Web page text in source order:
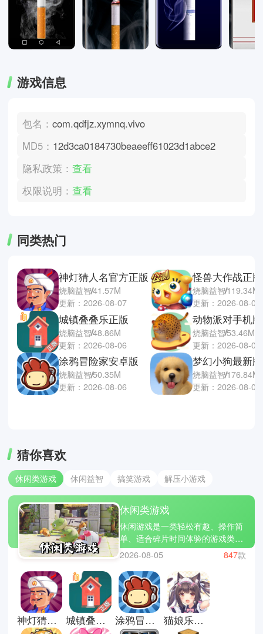
游戏信息
包名：com.qdfjz.xymnq.vivo
MD5： 12d3ca0184730beaeeff61023d1abce2
隐私政策：查看
权限说明：查看
同类热门
神灯猜人名官方正版
烧脑益智41.57M
更新：2026-08-07
城镇叠叠乐正版
烧脑益智48.86M
更新：2026-08-06
涂鸦冒险家安卓版
烧脑益智50.35M
更新：2026-08-06
怪兽大作战正版
烧脑益智119.34M
更新：2026-08-06
动物派对手机版
烧脑益智53.46M
更新：2026-08-06
梦幻小狗最新版
烧脑益智176.84M
更新：2026-08-05
猜你喜欢
休闲类游戏 休闲益智 搞笑游戏 解压小游戏
休闲类游戏
休闲游戏是一类轻松有趣、操作简
单、适合碎片时间体验的游戏类
型，让玩家在短时间内获得乐趣和
放松。小编为大家精选了几款热门
休闲游戏：旅行青蛙、开心消消
乐、糖果传奇。休闲游戏不仅让你
打发时间，还能带来成就感和小小
的惊喜。立即下载休闲游戏合集，
让轻松有趣的游戏陪伴你的每一
2026-08-05 847款
神灯猜人名官方正版 城镇叠叠乐正版 涂鸦冒险家安卓版 猫娘乐园galgame游戏